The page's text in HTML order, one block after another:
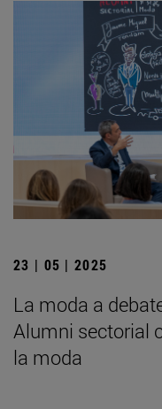
23 | 05 | 2025
La moda a
Alumni sectorial
la moda